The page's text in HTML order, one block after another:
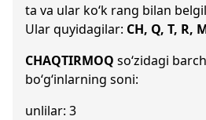
ta va ular ko‘k rang bilan
Ular quyidagilar: CH, Q, T, R,
CHAQTIRMOQ so‘zidagi
bo‘g‘inlarning soni:
unlilar: 3